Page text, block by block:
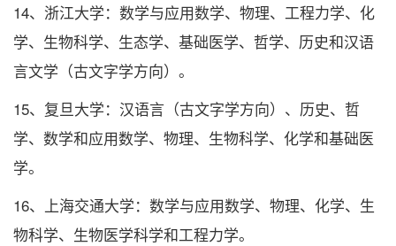
14、浙江大学：数学与应用数学、物理、工程力学、化
学、生物科学、生态学、基础医学、哲学、历史和汉语
言文学（古文字学方向）。
15、复旦大学：汉语言（古文字学方向）、历史、哲
学、数学和应用数学、物理、生物科学、化学和基础医
学。
16、上海交通大学：数学与应用数学、物理、化学、生
物科学、生物医学科学和工程力学。